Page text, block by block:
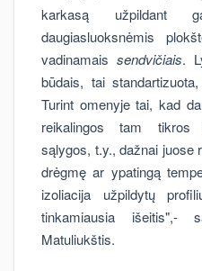
karkasą užpildant
daugiasluoksnėmis
vadinamais sendvičiais.
būdais, tai
Turint omenyje tai, kad
reikalingos tam tikros
sąlygos, t.y., dažnai juose
drėgmę ar ypatingą
izoliacija užpildytų
tinkamiausia išeitis",-
Matuliukštis.